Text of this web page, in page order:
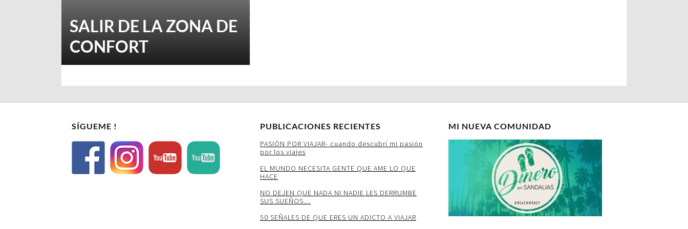
SALIR DE LA ZONA DE
CONFORT
SÍGUEME ! PUBLICACIONES RECIENTES
PASIÓN POR VIAJAR- cuando descubrí mi pasión
por los viajes
EL MUNDO NECESITA GENTE QUE AME LO QUE
HACE
NO DEJEN QUE NADA NI NADIE LES DERRUMBE
SUS SUEÑOS…
50 SEÑALES DE QUE ERES UN ADICTO A VIAJAR
MI NUEVA COMUNIDAD